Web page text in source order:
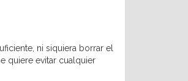
ni siquiera borrar el
quiere evitar cualquier